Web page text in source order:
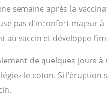
semaine après la
pas d’inconfort majeur
vaccin et développe
de quelques jours
le coton. Si l’éruption